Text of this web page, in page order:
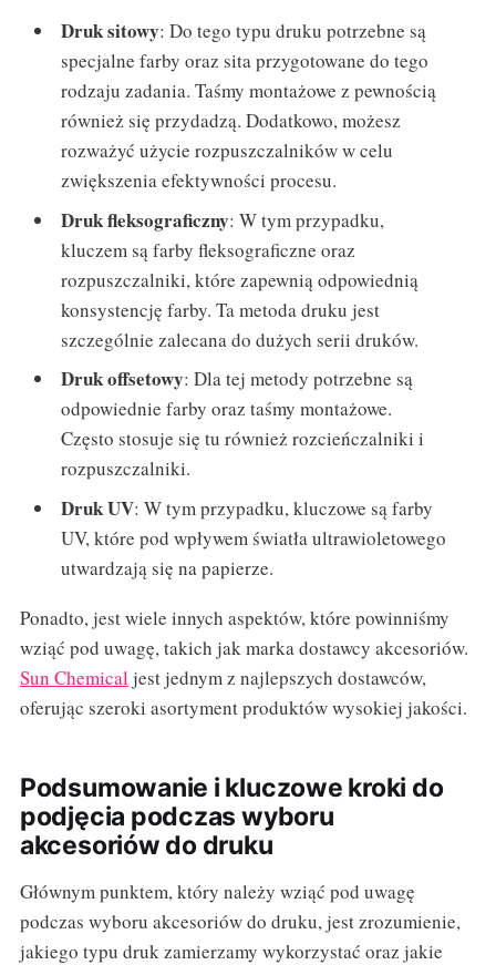
Druk sitowy: Do tego typu druku potrzebne są
specjalne farby oraz sita przygotowane do tego
rodzaju zadania. Taśmy montażowe z pewnością
również się przydadzą. Dodatkowo, możesz
rozważyć użycie rozpuszczalników w celu
zwiększenia efektywności procesu.
Druk fleksograficzny: W tym przypadku,
kluczem są farby fleksograficzne oraz
rozpuszczalniki, które zapewnią odpowiednią
konsystencję farby. Ta metoda druku jest
szczególnie zalecana do dużych serii druków.
Druk offsetowy: Dla tej metody potrzebne są
odpowiednie farby oraz taśmy montażowe.
Często stosuje się tu również rozcieńczalniki i
rozpuszczalniki.
Druk UV: W tym przypadku, kluczowe są farby
UV, które pod wpływem światła ultrawioletowego
utwardzają się na papierze.
Ponadto, jest wiele innych aspektów, które powinniśmy
wziąć pod uwagę, takich jak marka dostawcy akcesoriów.
Sun Chemical jest jednym z najlepszych dostawców,
oferując szeroki asortyment produktów wysokiej jakości.
Podsumowanie i kluczowe kroki do
podjęcia podczas wyboru
akcesoriów do druku
Głównym punktem, który należy wziąć pod uwagę
podczas wyboru akcesoriów do druku, jest zrozumienie,
jakiego typu druk zamierzamy wykorzystać oraz jakie